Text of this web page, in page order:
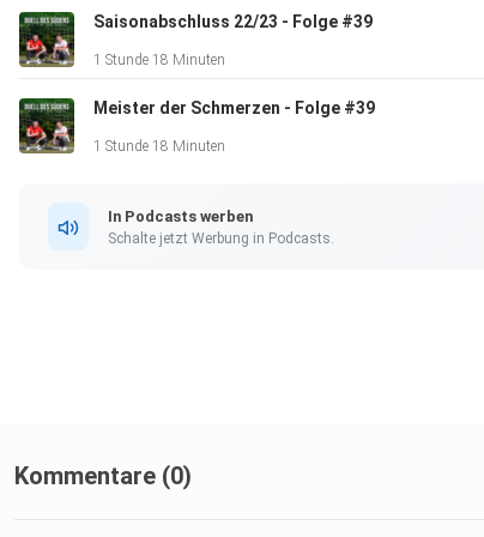
Saisonabschluss 22/23 - Folge #39
1 Stunde 18 Minuten
Meister der Schmerzen - Folge #39
1 Stunde 18 Minuten
In Podcasts werben
Schalte jetzt Werbung in Podcasts.
Kommentare (0)